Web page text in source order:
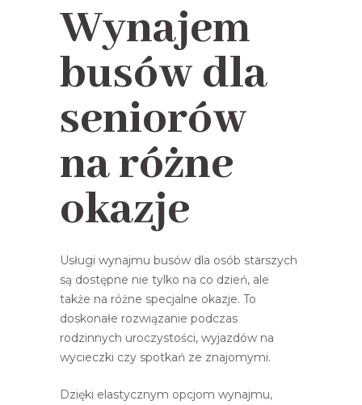
Wynajem
busów dla
seniorów
na różne
okazje
Usługi wynajmu busów dla osób starszych
są dostępne nie tylko na co dzień, ale
także na różne specjalne okazje. To
doskonałe rozwiązanie podczas
rodzinnych uroczystości, wyjazdów na
wycieczki czy spotkań ze znajomymi.
Dzięki elastycznym opcjom wynajmu,